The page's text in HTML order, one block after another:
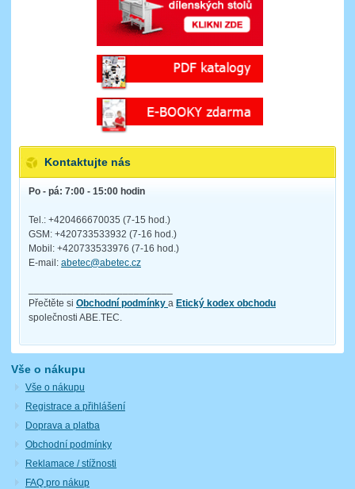
Kontaktujte nás
Po - pá: 7:00 - 15:00 hodin
Tel.: +420466670035 (7-15 hod.)
GSM: +420733533932 (7-16 hod.)
Mobil: +420733533976 (7-16 hod.)
E-mail: abetec@abetec.cz
Přečtěte si Obchodní podmínky a Etický kodex obchodu
společnosti ABE.TEC.
Vše o nákupu
Vše o nákupu
Registrace a přihlášení
Doprava a platba
Obchodní podmínky
Reklamace / stížnosti
FAQ pro nákup